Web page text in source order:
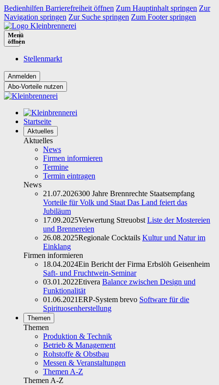
Bedienhilfen Barrierefreiheit öffnen Zum Hauptinhalt springen Zur
Navigation springen Zur Suche springen Zum Footer springen
Menü
öffnen
Stellenmarkt
Abo-Vorteile nutzen
Startseite
Aktuelles
Aktuelles
News
Firmen informieren
Termine
Termin eintragen
News
21.07.2026300 Jahre Brennrechte Staatsempfang
Vorteile für Volk und Staat Das Land feiert das
Jubiläum
17.09.2025Verwertung Streuobst Liste der Mostereien
und Brennereien
26.08.2025Regionale Cocktails Kultur und Natur im
Einklang
Firmen informieren
18.04.2024Ein Bericht der Firma Erbslöh Geisenheim
Saft- und Fruchtwein-Seminar
03.01.2022Etivera Balance zwischen Design und
Funktionalität
01.06.2021ERP-System brevo Software für die
Spirituosenherstellung
Themen
Themen
Produktion & Technik
Betrieb & Management
Rohstoffe & Obstbau
Messen & Veranstaltungen
Themen A-Z
Themen A-Z